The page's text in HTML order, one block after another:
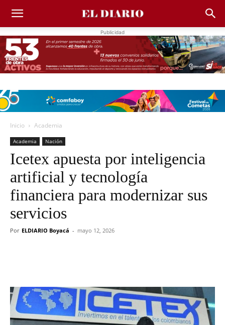
Publicidad
Inicio Academia
Academia Nación
Icetex apuesta por inteligencia
artificial y tecnología
financiera para modernizar sus
servicios
Por ELDIARIO Boyacá - mayo 12, 2026